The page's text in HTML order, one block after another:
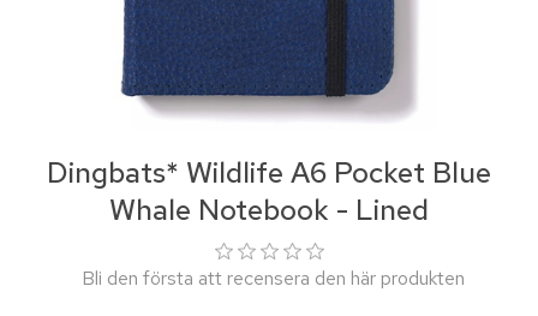
Dingbats* Wildlife A6 Pocket Blue
Whale Notebook - Lined
Bli den första att recensera den här produkten